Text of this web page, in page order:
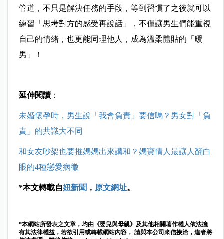
管道，不只是解決任務的手段，等到習慣了之後就可以
練習「思考對方的感受再說話」，不僅讓男生們能重視
自己的情緒，也更能同理他人，成為溫柔體貼的「暖
男」！
延伸閱讀：
未婚懷孕時，男生說「我會負責」要信嗎？男女對「負
責」的共識大不同
和女友吵架也要推媽媽出來講和？媽寶情人最讓人翻白
眼的4種戀愛病徵
*本文轉載自妞新聞 ， 原文網址。
*本網站所發表之文章，均由《嬰兒與母親》及其他相關著作權人依法擁
有其法律權益，若欲引用或轉載網站內容， 請與本公司來信接洽，違者將